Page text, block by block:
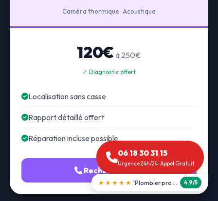
Caméra thermique · Acoustique
120€ à 250€
✓ Diagnostic offert
Localisation sans casse
Rapport détaillé offert
Réparation incluse possible
Recherche fuite
06 18 30 31 15
Urgence 24h/24 · Appel Gratuit
★★★★★ "Débouchage WC en 30 min" 5.0/5